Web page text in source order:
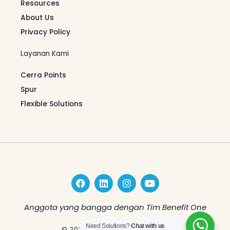
Resources
About Us
Privacy Policy
Layanan Kami
Cerra Points
Spur
Flexible Solutions
F
a
c
e
L
i
n
k
e
d
I
n
s
t
a
g
Y
o
u
t
b
Anggota yang bangga dengan Tim Benefit One
Need Solutions?Chat with us